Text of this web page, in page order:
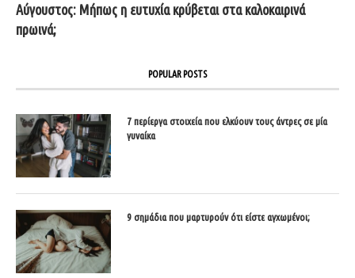
Αύγουστος: Μήπως η ευτυχία κρύβεται στα καλοκαιρινά
πρωινά;
POPULAR POSTS
7 περίεργα στοιχεία που ελκύουν τους άντρες σε μία
γυναίκα
9 σημάδια που μαρτυρούν ότι είστε αγχωμένοι;